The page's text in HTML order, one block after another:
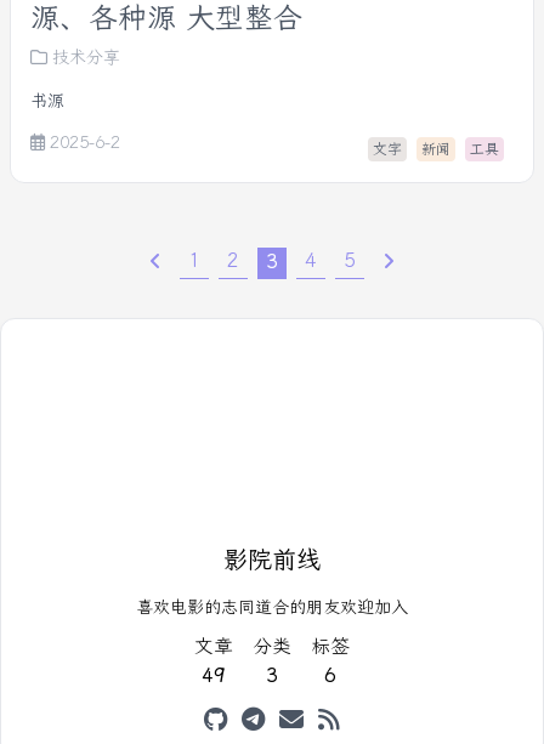
源、各种源 大型整合
技术分享
书源
2025-6-2
文字 新闻 工具
1 2 3 4 5
影院前线
喜欢电影的志同道合的朋友欢迎加入
文章
49
分类
3
标签
6